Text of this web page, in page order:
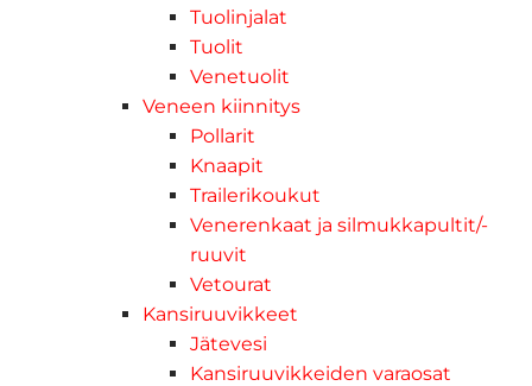
Tuolinjalat
Tuolit
Venetuolit
Veneen kiinnitys
Pollarit
Knaapit
Trailerikoukut
Venerenkaat ja silmukkapultit/-
ruuvit
Vetourat
Kansiruuvikkeet
Jätevesi
Kansiruuvikkeiden varaosat